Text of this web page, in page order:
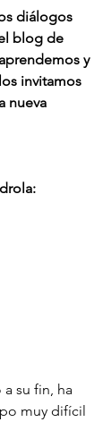
diálogos
blog de
y
invitamos
nueva
su fin, ha
muy difícil